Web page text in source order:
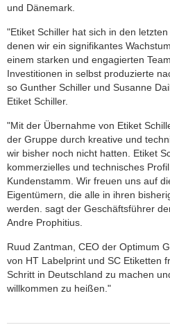
und Dänemark.
"Etiket Schiller hat sich in den
denen wir ein signifikantes
einem starken und engagierten
Investitionen in selbst produzierte
so Gunther Schiller und Susanne
Etiket Schiller.
"Mit der Übernahme von Etiket
der Gruppe durch kreative und
wir bisher noch nicht hatten. Etiket
kommerzielles und technisches
Kundenstamm. Wir freuen uns auf
Eigentümern, die alle in ihren
werden. sagt der Geschäftsführer
Andre Prophitius.
Ruud Zantman, CEO der Optimum
von HT Labelprint und SC Etiketten
Schritt in Deutschland zu machen
willkommen zu heißen."